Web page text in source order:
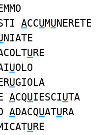
ACCUMUNERETE
NIATE
URE
UOLO
UGIOLA
ACQUIESCIUTA
ADACQUATURA
URE